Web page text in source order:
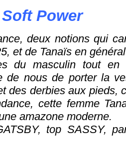
Soft Power
deux notions qui
et de Tanaïs en
du masculin tout en
de nous de porter la
des derbies aux pieds,
cette femme
amazone moderne.
top SASSY,